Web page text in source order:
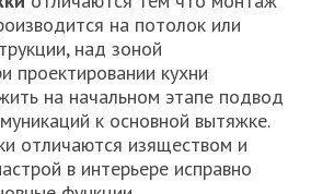
на потолок или
над зоной
проектировании кухни
на начальном этапе подвод
к основной вытяжке.
отличаются изяществом и
в интерьере исправно